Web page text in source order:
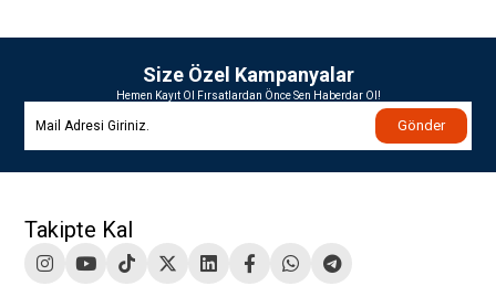
Size Özel Kampanyalar
Hemen Kayıt Ol Fırsatlardan Önce Sen Haberdar Ol!
Gönder
Takipte Kal